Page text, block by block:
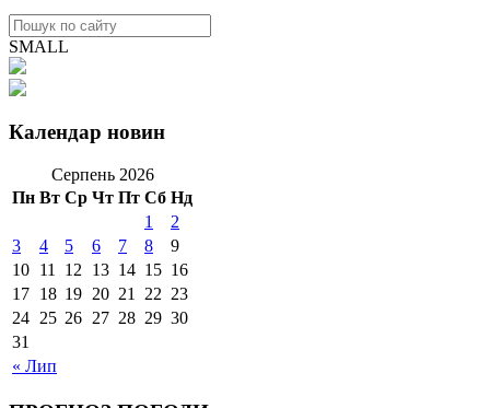
SMALL
Календар новин
Серпень 2026
Пн Вт Ср Чт Пт Сб Нд
« Лип
1
2
3
4 5 6 7 8
9
10 11 12 13 14 15 16
17 18 19 20 21 22 23
24 25 26 27 28 29 30
31